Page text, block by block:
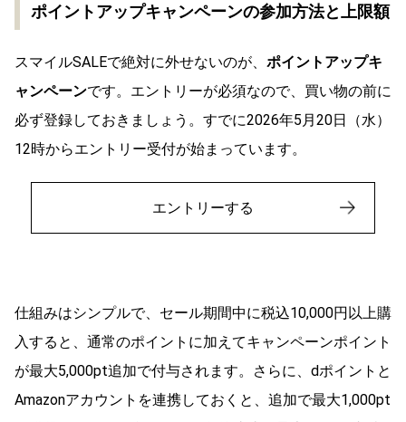
ポイントアップキャンペーンの参加方法と上限額
スマイルSALEで絶対に外せないのが、 ポイントアップキ
ャンペーンです。エントリーが必須なので、買い物の前に
必ず登録しておきましょう。すでに2026年5月20日（水）
12時からエントリー受付が始まっています。
エントリーする
仕組みはシンプルで、セール期間中に税込10,000円以上購
入すると、通常のポイントに加えてキャンペーンポイント
が最大5,000pt追加で付与されます。さらに、dポイントと
Amazonアカウントを連携しておくと、追加で最大1,000pt